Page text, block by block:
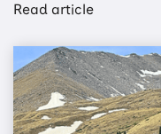
Read article